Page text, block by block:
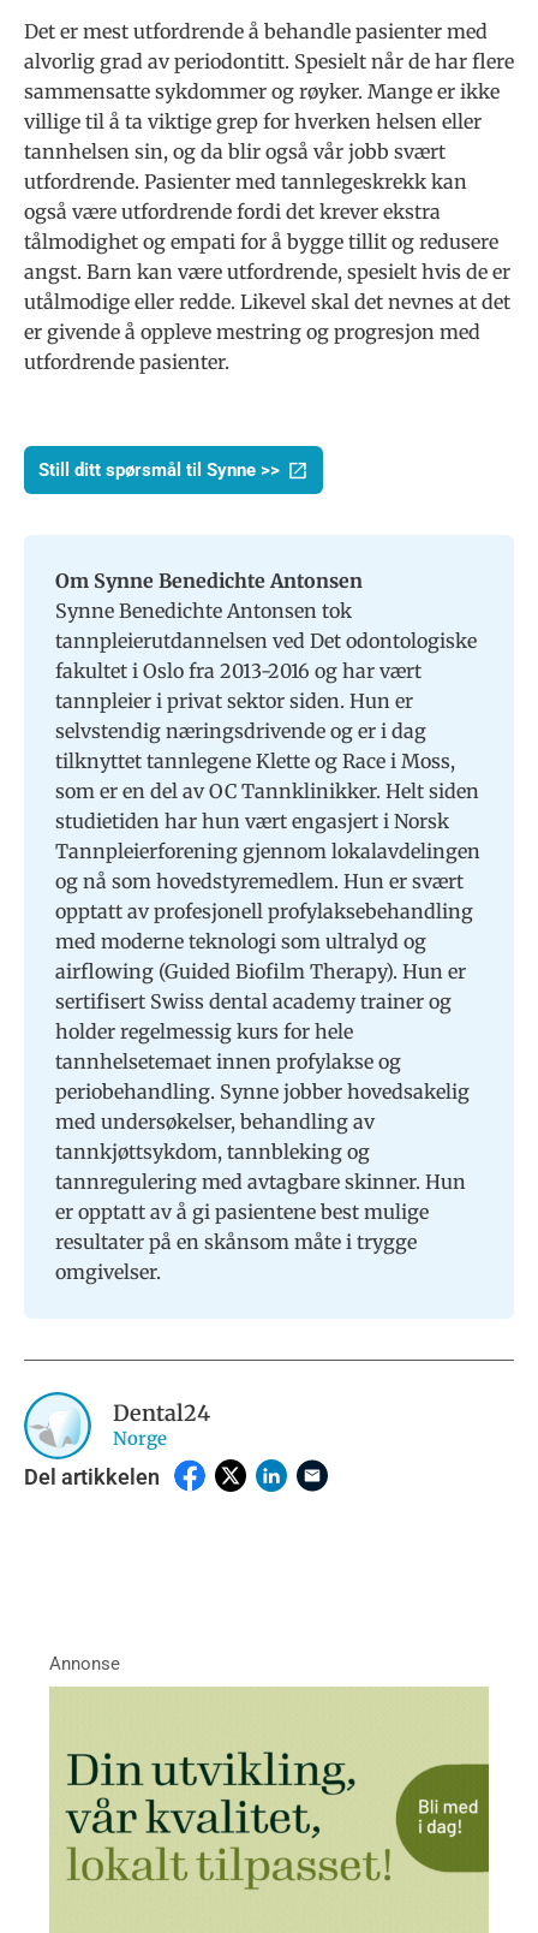
Det er mest utfordrende å behandle pasienter med
alvorlig grad av periodontitt. Spesielt når de har flere
sammensatte sykdommer og røyker. Mange er ikke
villige til å ta viktige grep for hverken helsen eller
tannhelsen sin, og da blir også vår jobb svært
utfordrende. Pasienter med tannlegeskrekk kan
også være utfordrende fordi det krever ekstra
tålmodighet og empati for å bygge tillit og redusere
angst. Barn kan være utfordrende, spesielt hvis de er
utålmodige eller redde. Likevel skal det nevnes at det
er givende å oppleve mestring og progresjon med
utfordrende pasienter.
Still ditt spørsmål til Synne >>
Om Synne Benedichte Antonsen
Synne Benedichte Antonsen tok
tannpleierutdannelsen ved Det odontologiske
fakultet i Oslo fra 2013-2016 og har vært
tannpleier i privat sektor siden. Hun er
selvstendig næringsdrivende og er i dag
tilknyttet tannlegene Klette og Race i Moss,
som er en del av OC Tannklinikker. Helt siden
studietiden har hun vært engasjert i Norsk
Tannpleierforening gjennom lokalavdelingen
og nå som hovedstyremedlem. Hun er svært
opptatt av profesjonell profylaksebehandling
med moderne teknologi som ultralyd og
airflowing (Guided Biofilm Therapy). Hun er
sertifisert Swiss dental academy trainer og
holder regelmessig kurs for hele
tannhelsetemaet innen profylakse og
periobehandling. Synne jobber hovedsakelig
med undersøkelser, behandling av
tannkjøttsykdom, tannbleking og
tannregulering med avtagbare skinner. Hun
er opptatt av å gi pasientene best mulige
resultater på en skånsom måte i trygge
omgivelser.
Dental24
Norge
Del artikkelen